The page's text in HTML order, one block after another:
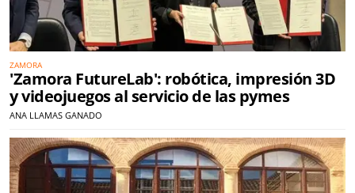
ZAMORA
'Zamora FutureLab': robótica, impresión 3D
y videojuegos al servicio de las pymes
ANA LLAMAS GANADO